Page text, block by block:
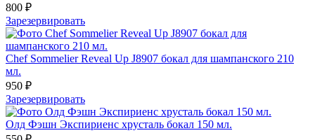
800 ₽
Зарезервировать
Chef Sommelier Reveal Up J8907 бокал для шампанского 210
мл.
950 ₽
Зарезервировать
Олд Фэшн Экспириенс хрусталь бокал 150 мл.